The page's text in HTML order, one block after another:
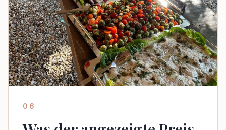
06